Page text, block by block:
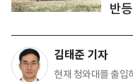
반
김태준 기자
현재 청와대를 출입